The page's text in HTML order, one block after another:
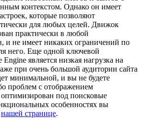
контекстом. Однако он имеет
которые позволяют
для любых целей. Движок
практически в любой
и не имеет никаких ограничений по
него. Еще одной ключевой
является низкая нагрузка на
при очень большой аудитории сайта
минимальной, и вы не будете
проблем с отображением
под поисковые
особенностях вы
нашей странице.